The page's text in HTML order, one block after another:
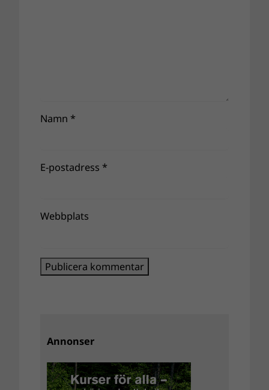
Namn *
E-postadress *
Webbplats
Annonser